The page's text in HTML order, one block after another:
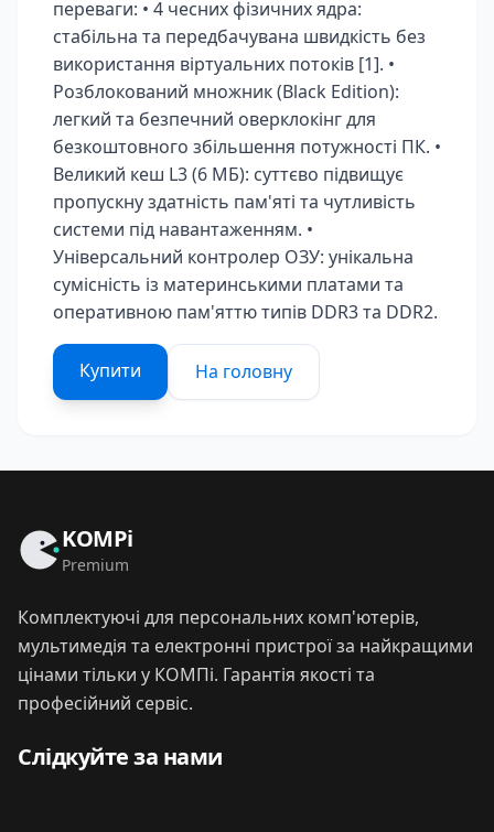
переваги: • 4 чесних фізичних ядра:
стабільна та передбачувана швидкість без
використання віртуальних потоків [1]. •
Розблокований множник (Black Edition):
легкий та безпечний оверклокінг для
безкоштовного збільшення потужності ПК. •
Великий кеш L3 (6 МБ): суттєво підвищує
пропускну здатність пам'яті та чутливість
системи під навантаженням. •
Універсальний контролер ОЗУ: унікальна
сумісність із материнськими платами та
оперативною пам'яттю типів DDR3 та DDR2.
Купити На головну
KOMPi
Premium
Комплектуючі для персональних комп'ютерів,
мультимедія та електронні пристрої за найкращими
цінами тільки у КОМПі. Гарантія якості та
професійний сервіс.
Слідкуйте за нами